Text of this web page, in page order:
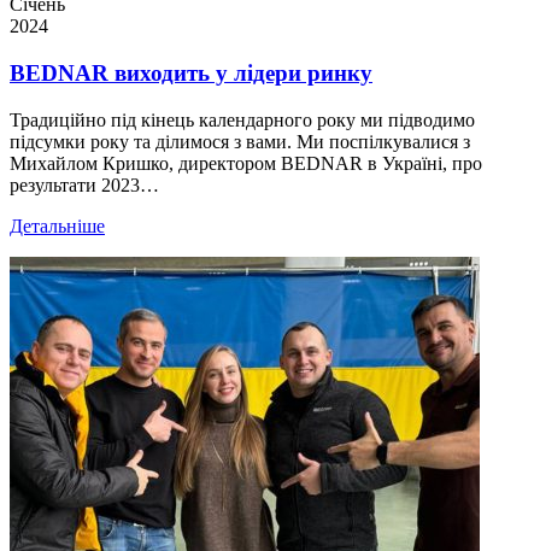
Січень
2024
BEDNAR виходить у лідери ринку
Традиційно під кінець календарного року ми підводимо
підсумки року та ділимося з вами. Ми поспілкувалися з
Михайлом Кришко, директором BEDNAR в Україні, про
результати 2023…
Детальніше